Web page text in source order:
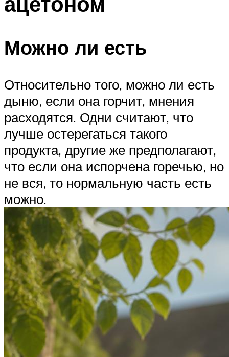
Можно ли есть
Относительно того, можно ли есть
дыню, если она горчит, мнения
расходятся. Одни считают, что
лучше остерегаться такого
продукта, другие же предполагают,
что если она испорчена горечью, но
не вся, то нормальную часть есть
можно.